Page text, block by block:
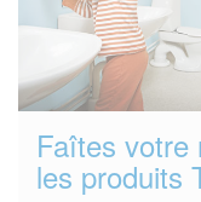
Faîtes votre
les produits